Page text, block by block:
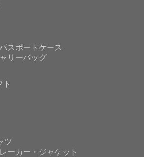
スポートケース
リーバッグ
ト
ツ
ーカー・ジャケット